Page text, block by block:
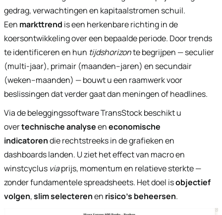
gedrag, verwachtingen en kapitaalstromen schuil.
Een markttrend is een herkenbare richting in de
koersontwikkeling over een bepaalde periode. Door trends
te identificeren en hun tijdshorizonte begrijpen — seculier
(multi-jaar), primair (maanden–jaren) en secundair
(weken–maanden) — bouwt u een raamwerk voor
beslissingen dat verder gaat dan meningen of headlines.
Via de beleggingssoftware TransStock beschikt u
overtechnische analyseeneconomische
indicatorendie rechtstreeks in de grafieken en
dashboards landen. U ziet het effect van macro en
winstcyclus viaprijs, momentum en relatieve sterkte —
zonder fundamentele spreadsheets. Het doel isobjectief
volgen,slim selecterenen risico’s beheersen.